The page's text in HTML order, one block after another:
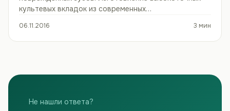
культевых вкладок из современных…
06.11.2016 3 мин
Не нашли ответа?